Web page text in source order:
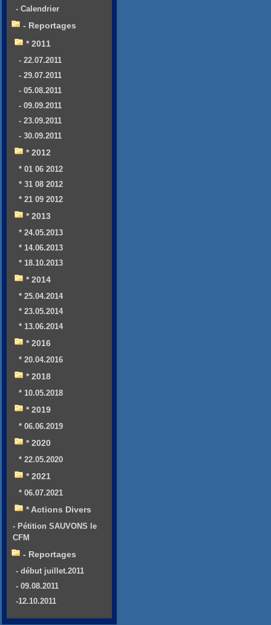
- Calendrier
- Reportages
* 2011
- 22.07.2011
- 29.07.2011
- 05.08.2011
- 09.09.2011
- 23.09.2011
- 30.09.2011
* 2012
* 01 06 2012
* 31 08 2012
* 21 09 2012
* 2013
* 24.05.2013
* 14.06.2013
* 18.10.2013
* 2014
* 25.04.2014
* 23.05.2014
* 13.06.2014
* 2016
* 20.04.2016
* 2018
* 10.05.2018
* 2019
* 06.06.2019
* 2020
* 22.05.2020
* 2021
* 06.07.2021
* Actions Divers
- Pétition SAUVONS le
CFM
- Reportages
- début juillet.2011
- 09.08.2011
-12.10.2011